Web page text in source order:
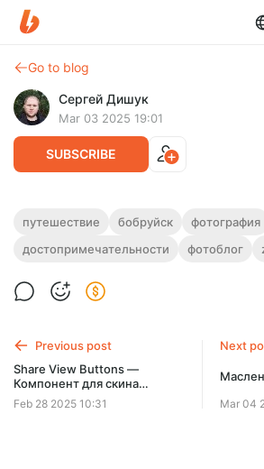
Go to blog
Сергей Дишук
Mar 03 2025 19:01
SUBSCRIBE
Широкоугольный
Бобруйска
фиксирует пространство, а
Level required:
путешествие бобруйск фотография
достопримечательности
фотоблог
Previous post
Share View Buttons —
Компонент для скина
Pano2VR
Feb 28 2025 10:31
Next
Mar 04